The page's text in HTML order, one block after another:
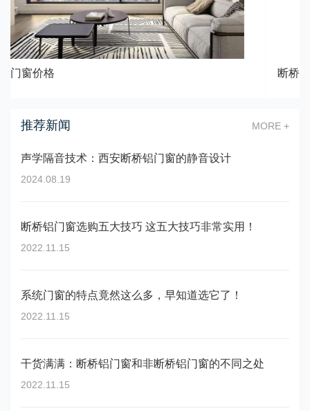
断桥铝门窗
推荐新闻 MORE +
声学隔音技术：西安断桥铝门窗的静音设计
2024.08.19
断桥铝门窗选购五大技巧 这五大技巧非常实用！
2022.11.15
系统门窗的特点竟然这么多，早知道选它了！
2022.11.15
干货满满：断桥铝门窗和非断桥铝门窗的不同之处
2022.11.15